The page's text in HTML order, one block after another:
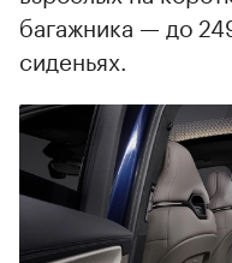
багажника — до
сиденьях.